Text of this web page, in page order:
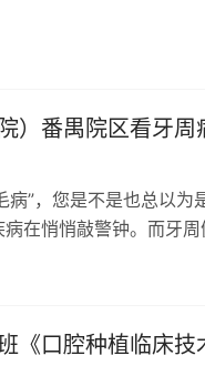
）番禺院区看牙周
”，您是不是也总以为
在悄悄敲警钟。而牙周
《口腔种植临床技